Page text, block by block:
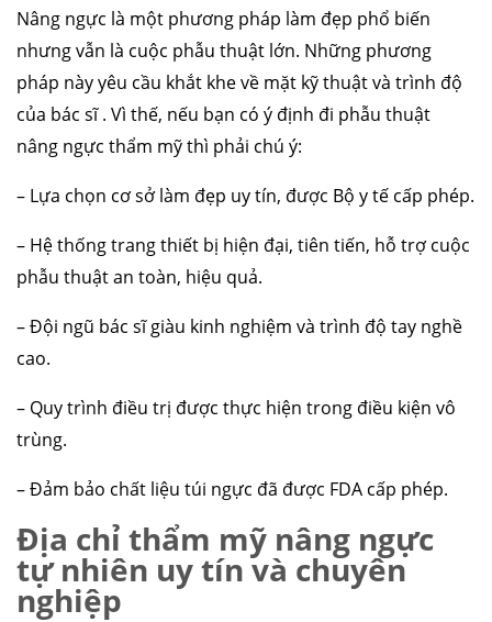
Nâng ngực là một phương pháp làm đẹp phổ biến
nhưng vẫn là cuộc phẫu thuật lớn. Những phương
pháp này yêu cầu khắt khe về mặt kỹ thuật và trình độ
của bác sĩ . Vì thế, nếu bạn có ý định đi phẫu thuật
nâng ngực thẩm mỹ thì phải chú ý:
– Lựa chọn cơ sở làm đẹp uy tín, được Bộ y tế cấp phép.
– Hệ thống trang thiết bị hiện đại, tiên tiến, hỗ trợ cuộc
phẫu thuật an toàn, hiệu quả.
– Đội ngũ bác sĩ giàu kinh nghiệm và trình độ tay nghề
cao.
– Quy trình điều trị được thực hiện trong điều kiện vô
trùng.
– Đảm bảo chất liệu túi ngực đã được FDA cấp phép.
Địa chỉ thẩm mỹ nâng ngực
tự nhiên uy tín và chuyên
nghiệp